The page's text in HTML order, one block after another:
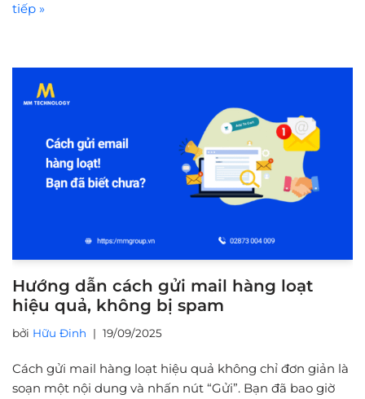
tiếp »
Hướng dẫn cách gửi mail hàng loạt
hiệu quả, không bị spam
bởi Hữu Đinh 19/09/2025
Cách gửi mail hàng loạt hiệu quả không chỉ đơn giản là
soạn một nội dung và nhấn nút “Gửi”. Bạn đã bao giờ